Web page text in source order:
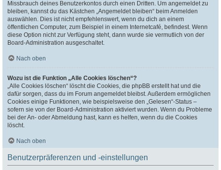
Missbrauch deines Benutzerkontos durch einen Dritten. Um angemeldet zu
bleiben, kannst du das Kästchen „Angemeldet bleiben“ beim Anmelden
auswählen. Dies ist nicht empfehlenswert, wenn du dich an einem
öffentlichen Computer, zum Beispiel in einem Internetcafé, befindest. Wenn
diese Option nicht zur Verfügung steht, dann wurde sie vermutlich von der
Board-Administration ausgeschaltet.
Nach oben
Wozu ist die Funktion „Alle Cookies löschen“?
„Alle Cookies löschen“ löscht die Cookies, die phpBB erstellt hat und die
dafür sorgen, dass du im Forum angemeldet bleibst. Außerdem ermöglichen
Cookies einige Funktionen, wie beispielsweise den „Gelesen“-Status –
sofern sie von der Board-Administration aktiviert wurden. Wenn du Probleme
bei der An- oder Abmeldung hast, kann es helfen, wenn du die Cookies
löscht.
Nach oben
Benutzerpräferenzen und -einstellungen